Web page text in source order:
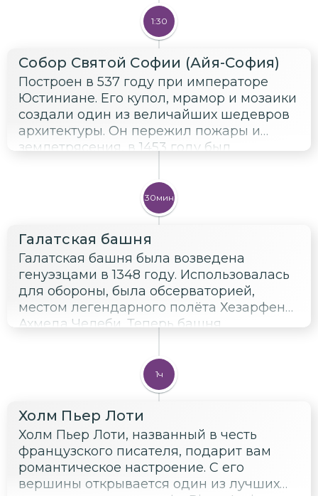
1:30
Собор Святой Софии (Айя-София)
Построен в 537 году при императоре
Юстиниане. Его купол, мрамор и мозаики
создали один из величайших шедевров
архитектуры. Он пережил пожары и
землетрясения, в 1453 году был
под штукатуркой и сохранялись до
наших дней. В 1935 году по указу
Ататюрка стал музеем, а сегодня снова
функционирует как мечеть и символ
Стамбула, где встречаются Восток и
Запад.
30мин
Галатская башня
Галатская башня была возведена
генуэзцами в 1348 году. Использовалась
для обороны, была обсерваторией,
местом легендарного полёта Хезарфена
Ахмеда Челеби. Теперь башня
площадкой и лифтом, откуда
открываются панорамы на Золотой Рог,
Босфор и Старый город.
1ч
Холм Пьер Лоти
Холм Пьер Лоти, названный в честь
французского писателя, подарит вам
романтическое настроение. С его
вершины открывается один из лучших